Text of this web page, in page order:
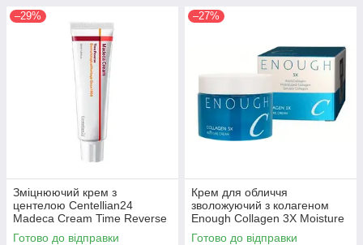
–29%
Зміцнюючий крем з
центелою Centellian24
Madeca Cream Time Reverse
50 мл
Готово до відправки
–27%
Крем для обличчя
зволожуючий з колагеном
Enough Collagen 3X Moisture
Cream, 50g
Готово до відправки